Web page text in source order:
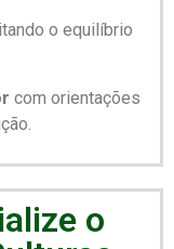
o equilíbrio
com orientações
o